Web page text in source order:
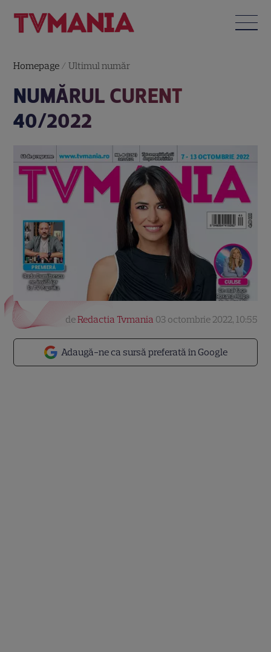
Homepage /Ultimul număr
NUMĂRUL CURENT
40/2022
Adaugă-ne ca sursă preferată în Google
deRedactia Tvmania 03 octombrie 2022, 10:55